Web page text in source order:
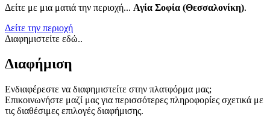
Δείτε με μια ματιά την περιοχή... Αγία Σοφία (Θεσσαλονίκη).
Δείτε την περιοχή
Διαφημιστείτε εδώ..
Διαφήμιση
Ενδιαφέρεστε να διαφημιστείτε στην πλατφόρμα μας;
Επικοινωνήστε μαζί μας για περισσότερες πληροφορίες σχετικά με
τις διαθέσιμες επιλογές διαφήμισης.